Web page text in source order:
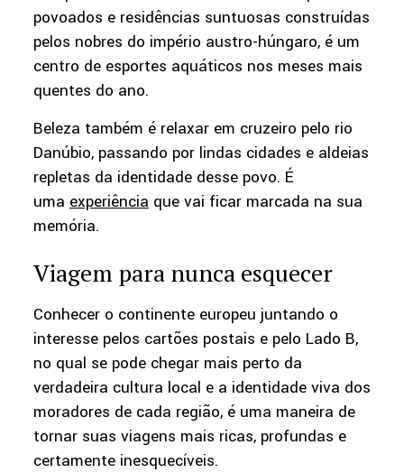
povoados e residências suntuosas construídas
pelos nobres do império austro-húngaro, é um
centro de esportes aquáticos nos meses mais
quentes do ano.
Beleza também é relaxar em cruzeiro pelo rio
Danúbio, passando por lindas cidades e aldeias
repletas da identidade desse povo. É
uma experiência que vai ficar marcada na sua
memória.
Viagem para nunca esquecer
Conhecer o continente europeu juntando o
interesse pelos cartões postais e pelo Lado B,
no qual se pode chegar mais perto da
verdadeira cultura local e a identidade viva dos
moradores de cada região, é uma maneira de
tornar suas viagens mais ricas, profundas e
certamente inesquecíveis.